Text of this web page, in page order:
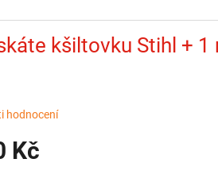
kšiltovku Stihl + 1
hodnocení
Kč